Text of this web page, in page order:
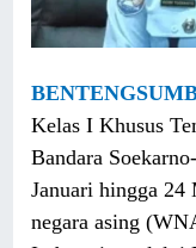
Kelas I Khusus
Bandara
Januari hingga 24
negara asing